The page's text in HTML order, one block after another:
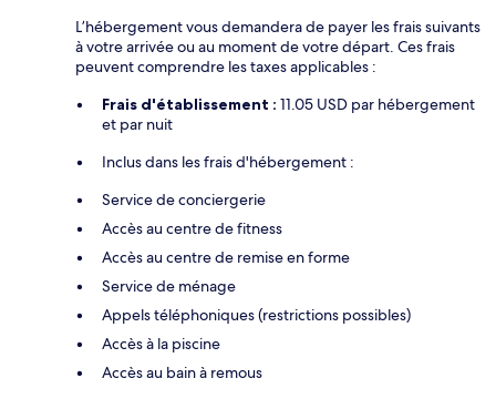
L’hébergement vous demandera de payer les frais suivants
à votre arrivée ou au moment de votre départ. Ces frais
peuvent comprendre les taxes applicables :
Frais d'établissement : 11.05 USD par hébergement
et par nuit
Inclus dans les frais d'hébergement :
Service de conciergerie
Accès au centre de fitness
Accès au centre de remise en forme
Service de ménage
Appels téléphoniques (restrictions possibles)
Accès à la piscine
Accès au bain à remous